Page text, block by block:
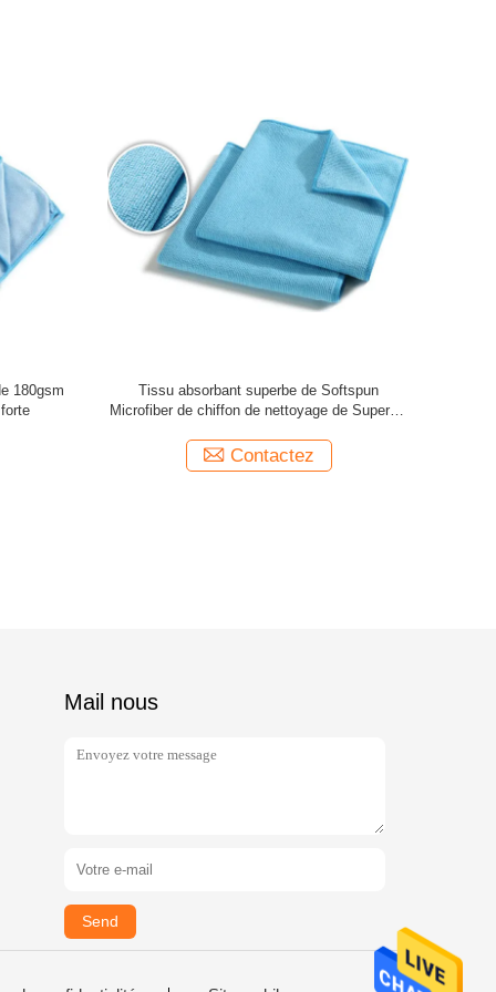
180gsm
Tissu absorbant superbe de Softspun
Microfiber de chiffon de nettoyage de Superpol
Contactez
Mail nous
Send